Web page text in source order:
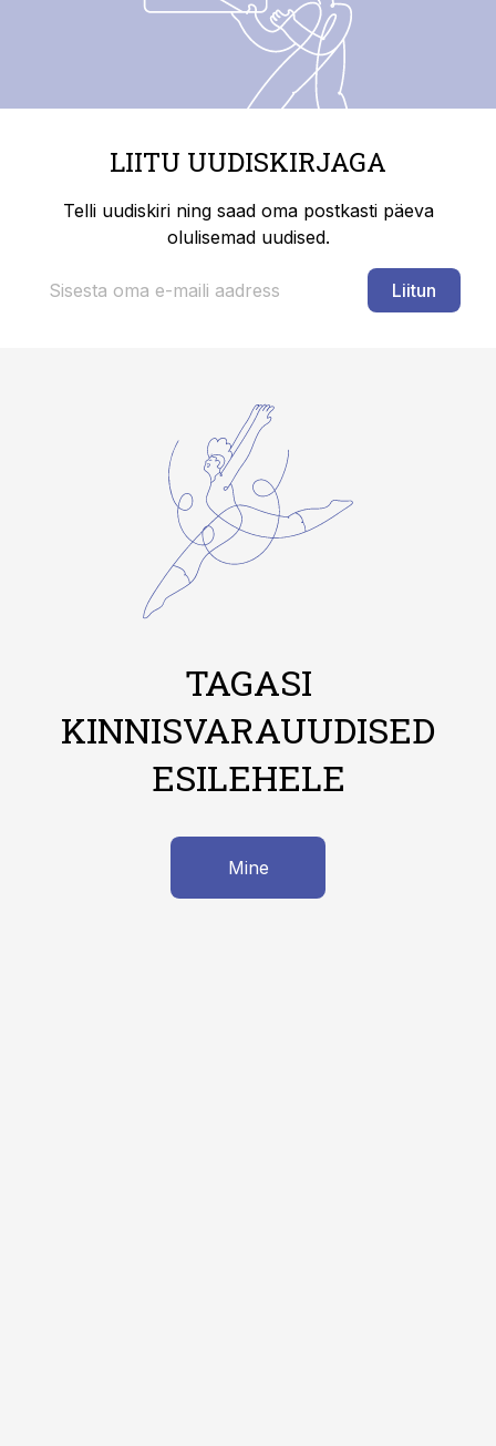
LIITU UUDISKIRJAGA
Telli uudiskiri ning saad oma postkasti päeva
olulisemad uudised.
Liitun
TAGASI
KINNISVARAUUDISED
ESILEHELE
Mine